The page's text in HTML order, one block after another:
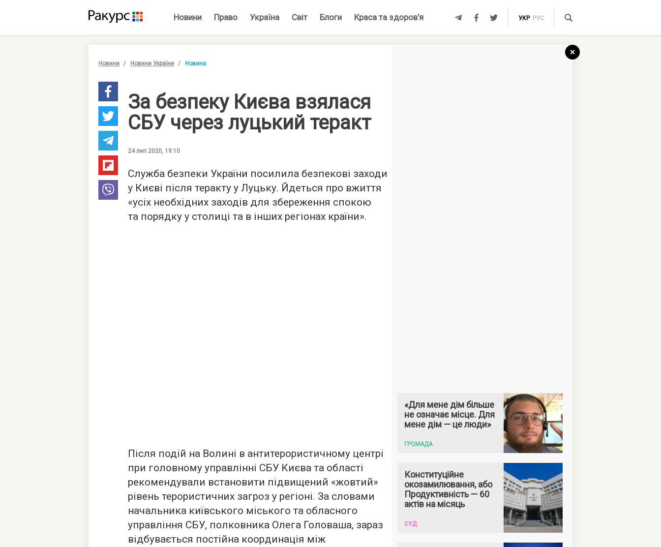
Новини Право Україна Світ Блоги Краса та здоров'я УКР РУС
Новини Новини України Новина
За безпеку Києва взялася
СБУ через луцький теракт
24 лип 2020, 19:10
Служба безпеки України посилила безпекові заходи
у Києві після теракту у Луцьку. Йдеться про вжиття
«усіх необхідних заходів для збереження спокою
та порядку у столиці та в інших регіонах країни».
Після подій на Волині в антитерористичному центрі
при головному управлінні СБУ Києва та області
рекомендували встановити підвищений «жовтий»
рівень терористичних загроз у регіоні. За словами
начальника київського міського та обласного
управління СБУ, полковника Олега Головаша, зараз
відбувається постійна координація між
«Для мене дім більше
не означає місце. Для
мене дім — це люди»
ГРОМАДА
Конституційне
окозамилювання, або
Продуктивність — 60
актів на місяць
СУД